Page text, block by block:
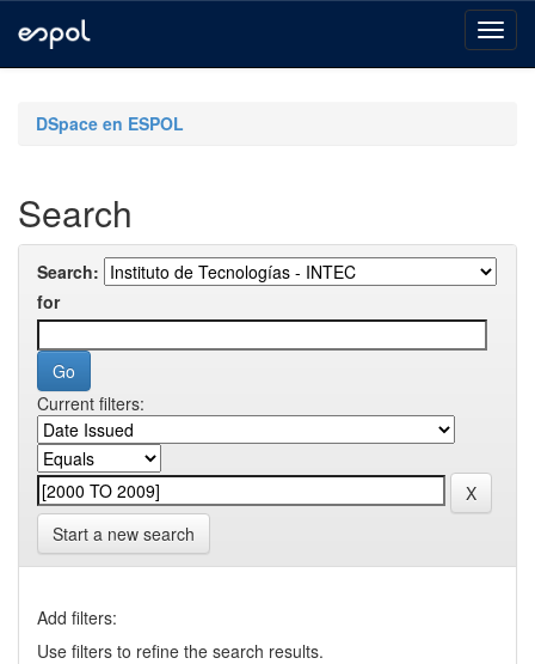
navigationDSpace en ESPOL
Search
Search:
for
Current filters:
Start a new search
Add filters:
Use filters to refine the search results.